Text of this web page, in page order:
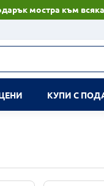
мостра към
КУПИ С